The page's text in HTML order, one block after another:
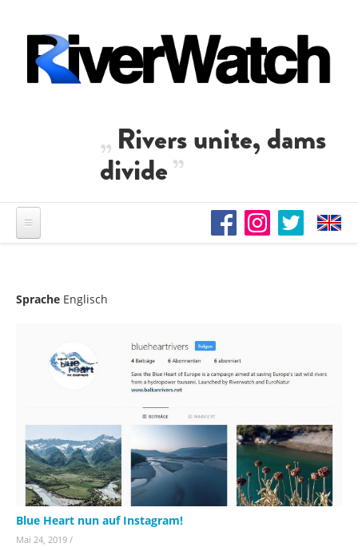
Rivers unite, dams
divide
Sprache Englisch
Blue Heart nun auf Instagram!
Mai 24, 2019 /